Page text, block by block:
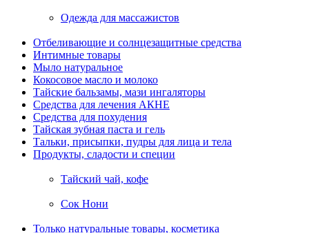
Одежда для массажистов
Отбеливающие и солнцезащитные средства
Интимные товары
Мыло натуральное
Кокосовое масло и молоко
Тайские бальзамы, мази ингаляторы
Средства для лечения АКНЕ
Средства для похудения
Тайская зубная паста и гель
Тальки, присыпки, пудры для лица и тела
Продукты, сладости и специи
Тайский чай, кофе
Сок Нони
Только натуральные товары, косметика